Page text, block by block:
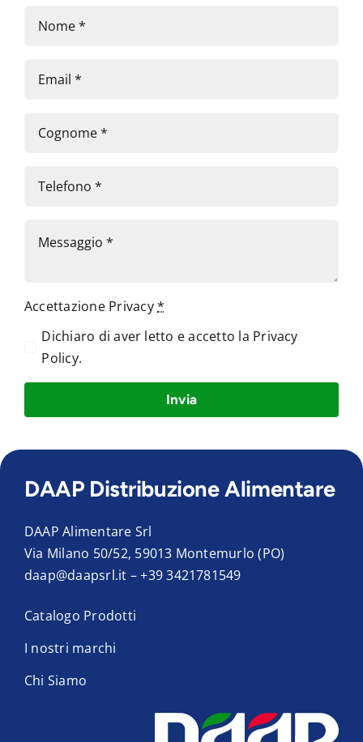
Accettazione Privacy*
Dichiaro di aver letto e accetto la Privacy
Policy.
Invia
DAAP Distribuzione Alimentare
DAAP Alimentare Srl
Via Milano 50/52, 59013 Montemurlo (PO)
daap@daapsrl.it –+39 3421781549
Catalogo Prodotti
I nostri marchi
Chi Siamo